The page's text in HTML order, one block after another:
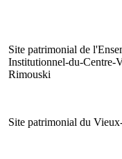
Site patrimonial de
Institutionnel-du-Centre-
Rimouski
Site patrimonial du